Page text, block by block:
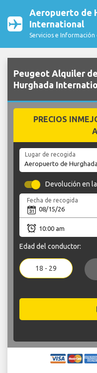
Aeropuerto de
International
Servicios e
Peugeot Alquiler
Hurghada
PRECIOS
Lugar de recogida
Devolución en
Fecha de recogida
Edad del conductor:
18 - 29